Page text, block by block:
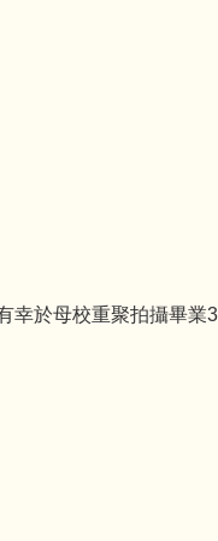
幸於母校重聚拍攝畢業